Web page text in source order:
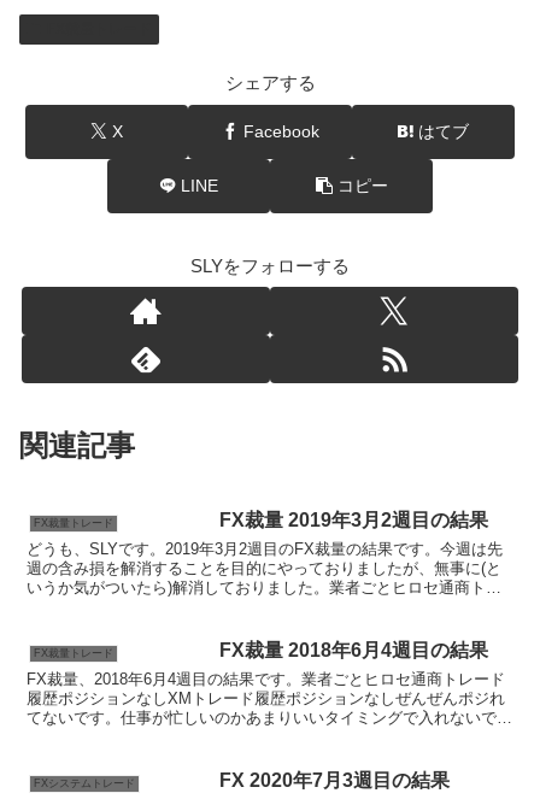
シェアする
X Facebook はてブ
LINE コピー
SLYをフォローする
関連記事
FX裁量トレード FX裁量 2019年3月2週目の結果
どうも、SLYです。2019年3月2週目のFX裁量の結果です。今週は先
週の含み損を解消することを目的にやっておりましたが、無事に(と
いうか気がついたら)解消しておりました。業者ごとヒロセ通商トレ
FX裁量トレード FX裁量 2018年6月4週目の結果
FX裁量、2018年6月4週目の結果です。業者ごとヒロセ通商トレード
履歴ポジションなしXMトレード履歴ポジションなしぜんぜんポジれ
てないです。仕事が忙しいのかあまりいいタイミングで入れないです
FXシステムトレード FX 2020年7月3週目の結果